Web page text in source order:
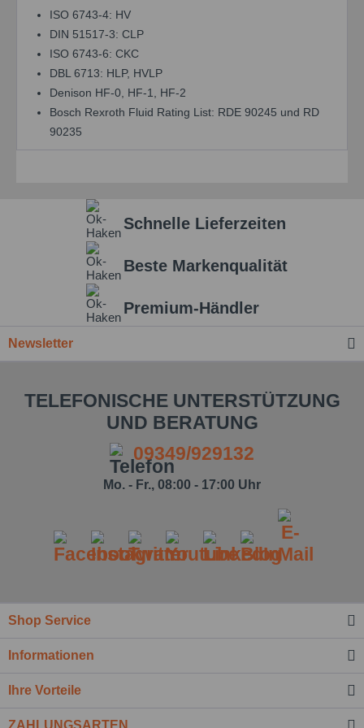
ISO 6743-4: HV
DIN 51517-3: CLP
ISO 6743-6: CKC
DBL 6713: HLP, HVLP
Denison HF-0, HF-1, HF-2
Bosch Rexroth Fluid Rating List: RDE 90245 und RD
90235
Schnelle Lieferzeiten
Beste Markenqualität
Premium-Händler
Newsletter
TELEFONISCHE UNTERSTÜTZUNG
UND BERATUNG
09349/929132
Mo. - Fr., 08:00 - 17:00 Uhr
Shop Service
Informationen
Ihre Vorteile
ZAHLUNGSARTEN